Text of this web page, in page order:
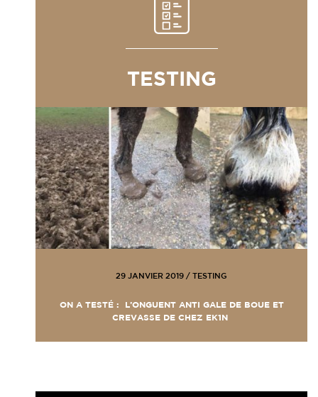
TESTING
29 JANVIER 2019 / TESTING
ON A TESTÉ : L’ONGUENT ANTI GALE DE BOUE ET
CREVASSE DE CHEZ EK1N